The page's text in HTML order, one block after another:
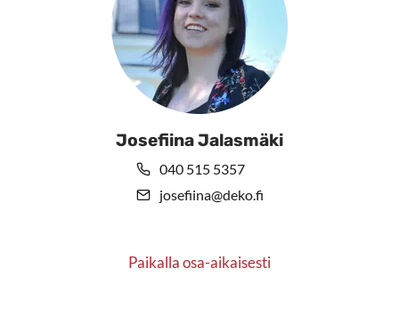
Josefiina Jalasmäki
040 515 5357
josefiina@deko.fi
Paikalla osa-aikaisesti